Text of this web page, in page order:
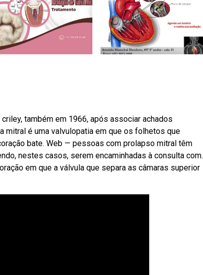
também em 1966, após associar achados
mitral é uma valvulopatia em que os folhetos que
bate. Web — pessoas com prolapso mitral têm
nestes casos, serem encaminhadas à consulta com.
em que a válvula que separa as câmaras superior